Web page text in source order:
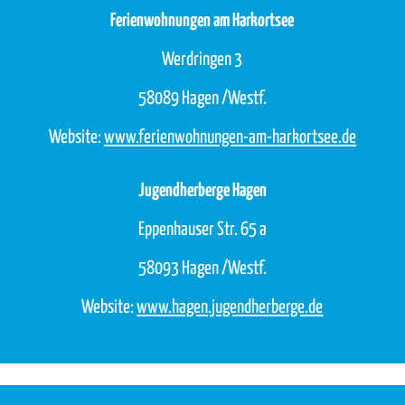
Ferienwohnungen am Harkortsee
Werdringen 3
58089 Hagen /Westf.
Website:www.ferienwohnungen-am-harkortsee.de
Jugendherberge Hagen
Eppenhauser Str. 65 a
58093 Hagen /Westf.
Website:www.hagen.jugendherberge.de